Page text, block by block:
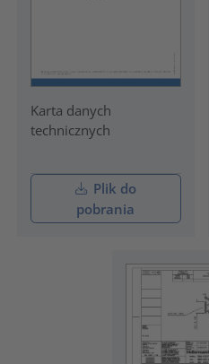
Karta danych
technicznych
Plik do
pobrania